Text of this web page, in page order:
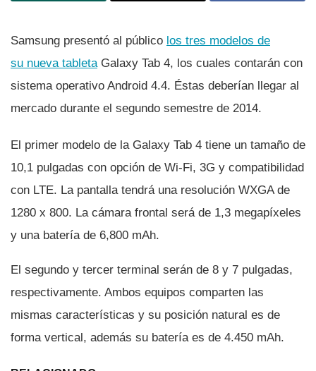
Samsung presentó al público los tres modelos de
su nueva tabletaGalaxy Tab 4, los cuales contarán con
sistema operativo Android 4.4. Éstas deberí­an llegar al
mercado durante el segundo semestre de 2014.
El primer modelo de la Galaxy Tab 4 tiene un tamaño de
10,1 pulgadas con opción de Wi-Fi, 3G y compatibilidad
con LTE. La pantalla tendrá una resolución WXGA de
1280 x 800. La cámara frontal será de 1,3 megapí­xeles
y una baterí­a de 6,800 mAh.
El segundo y tercer terminal serán de 8 y 7 pulgadas,
respectivamente. Ambos equipos comparten las
mismas caracterí­sticas y su posición natural es de
forma vertical, además su baterí­a es de 4.450 mAh.